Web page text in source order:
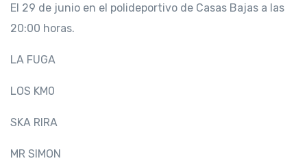
El 29 de junio en el polideportivo de Casas Bajas a las
20:00 horas.
LA FUGA
LOS KM0
SKA RIRA
MR SIMON